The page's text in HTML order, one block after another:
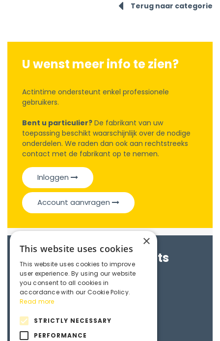
Terug naar categorie
U wenst meer info te zien?
Actintime ondersteunt enkel professionele
gebruikers.
Bent u particulier? De fabrikant van uw
toepassing beschikt waarschijnlijk over de nodige
onderdelen. We raden dan ook aan rechtstreeks
contact met de fabrikant op te nemen.
Inloggen
Account aanvragen
Brochures & Datasheets
Maedler e-catalogue
3D File
×
This website uses cookies
This website uses cookies to improve
user experience. By using our website
you consent to all cookies in
accordance with our Cookie Policy.
Read more
STRICTLY NECESSARY
PERFORMANCE